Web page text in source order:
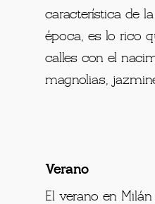
característica de
época, es lo rico
calles con el
magnolias,
Verano
El verano en Milán